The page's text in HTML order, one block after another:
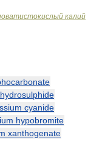
калий
cyanide
hypobromite
xanthogenate